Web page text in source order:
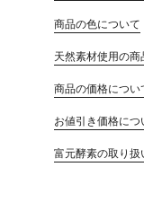
商品の色について
天然素材使用の商
商品の価格につい
お値引き価格につ
富元酵素の取り扱